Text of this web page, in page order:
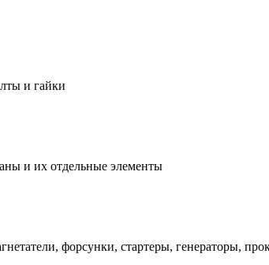
и гайки
и их отдельные элементы
форсунки, стартеры, генераторы,